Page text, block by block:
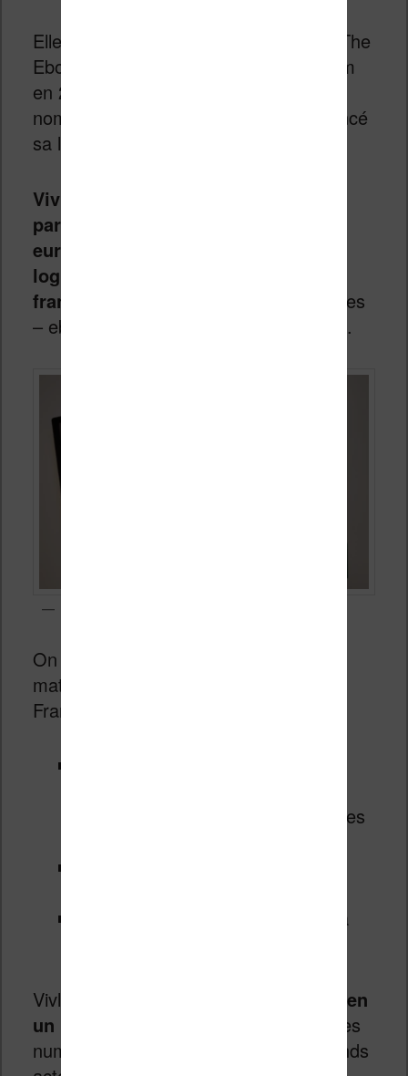
Elle s’est d’abord appelée TEA (pour “The
Ebook Alternative”) et a changé de nom
en 2019. Elle a commercialisé de
nombreux modèles de liseuses et a lancé
sa librairie numérique en 2018.
Vivlio conçoit ses liseuses en
partenariat avec l’entreprise
européenne Pocketbook avec un
logiciel adapté aux spécificités
françaises
(librairie de livres numériques
– ebooks – avec des titres en français).
On retrouve le soucis de la qualité du
matériel et des services adaptés aux
Français, avec :
couleur, à différents prix et avec les
des livres audio disponibles sur la
Vivlio propose donc
un service « tout en
un »
pour lire confortablement des livres
numériques sans avoir recours au grands